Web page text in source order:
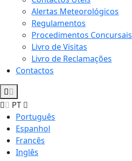
Alertas Meteorológicos
Regulamentos
Procedimentos Concursais
Livro de Visitas
Livro de Reclamações
Contactos
PT
Português
Espanhol
Francês
Inglês